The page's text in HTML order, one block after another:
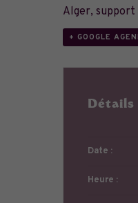
Alger,
+ GOOGLE
Détails
Date :
Heure :